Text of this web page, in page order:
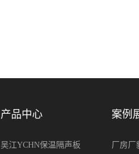
产品中心
吴江YCHN保温隔声板
案例
厂房厂